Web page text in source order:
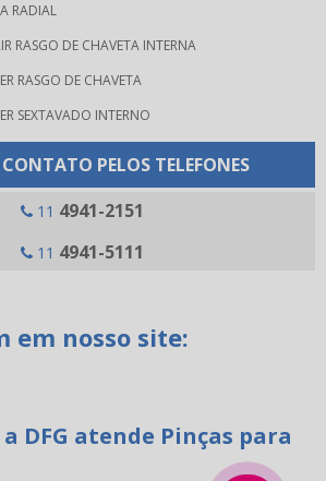
RADIAL
RASGO DE CHAVETA INTERNA
RASGO DE CHAVETA
SEXTAVADO INTERNO
DE CHAVETA
PELOS TELEFONES
11 4941-2151
11 4941-5111
em nosso site:
DFG atende Pinças para